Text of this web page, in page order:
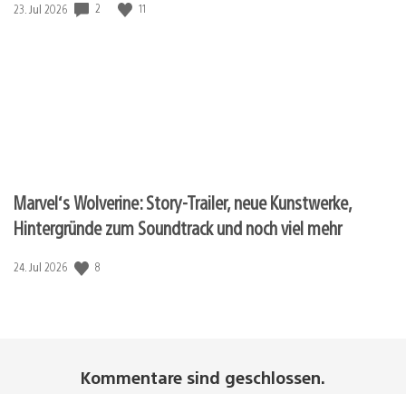
Veröffentlichungsdatum:
23. Jul 2026 2 11
Marvel‘s Wolverine: Story-Trailer, neue Kunstwerke,
Hintergründe zum Soundtrack und noch viel mehr
Veröffentlichungsdatum:
24. Jul 2026 8
Kommentare sind geschlossen.